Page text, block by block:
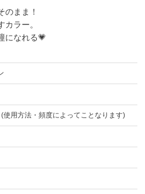
のまま！
ラー。
になれる💗
使用方法・頻度によってことなります)